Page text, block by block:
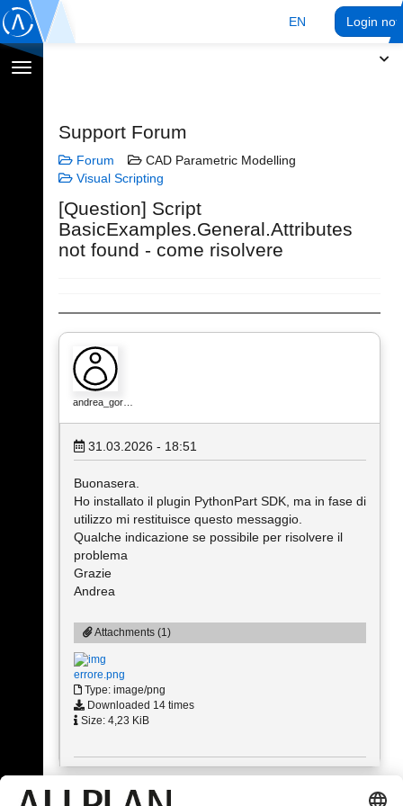
EN Login
Toggle
Support Forum
Forum
CAD Parametric Modelling
Visual Scripting
[Question] Script
BasicExamples.General.Attributes
not found - come risolvere
andrea_gor…
31.03.2026 - 18:51
Buonasera.
Ho installato il plugin PythonPart SDK, ma in fase di
utilizzo mi restituisce questo messaggio.
Qualche indicazione se possibile per risolvere il
problema
Grazie
Andrea
Attachments (1)
errore.png
Type: image/png
Downloaded 14 times
Size: 4,23 KiB